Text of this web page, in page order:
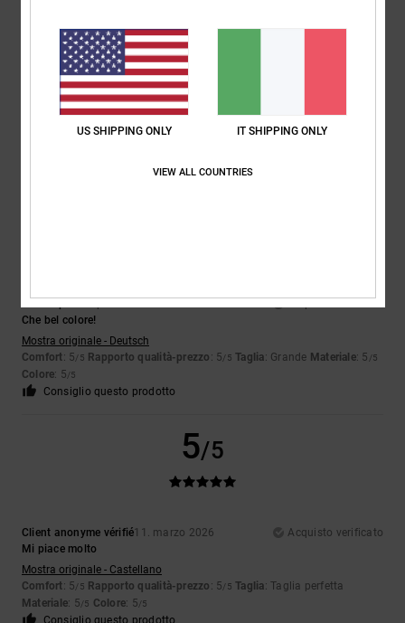
27. maggio 2026
Qualche cucitura mal fatta
Mostra originale - Français
Che bel colore!
Mostra originale - Deutsch
Comfort: 5/5 Rapporto qualità-prezzo : 5/5 Taglia: Grande Materiale: 5 /5
Colore: 5/5
Consiglio questo prodotto
5/5
Client anonyme vérifié11. marzo 2026
Acquisto verificato
Mi piace molto
Mostra originale - Castellano
Comfort: 5/5 Rapporto qualità-prezzo : 5/5 Taglia: Taglia perfetta
Materiale: 5/5 Colore: 5/5
US SHIPPING ONLY IT SHIPPING ONLY
VIEW ALL COUNTRIES